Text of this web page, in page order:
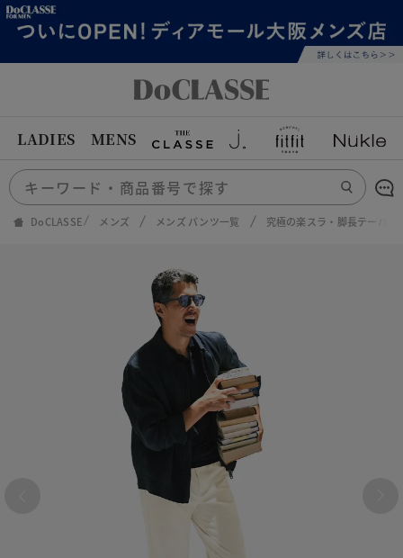
LADIES MENS
DoCLASSE メンズ メンズ パンツ一覧 究極の楽スラ・脚長テーパー